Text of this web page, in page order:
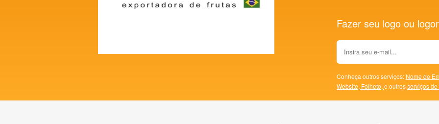
Fazer seu logo ou
Conheça outros serviços: Nome de
Website, Folheto, e outrosserviços de